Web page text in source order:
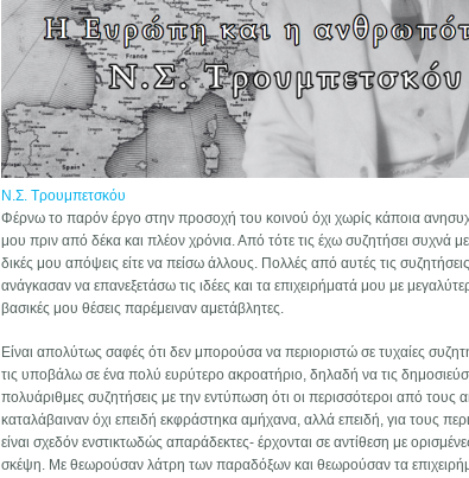
Ν.Σ. Τρουμπετσκόυ
Φέρνω το παρόν έργο στην προσοχή του κοινού όχι χωρίς κάποια
μου πριν από δέκα και πλέον χρόνια. Από τότε τις έχω συζητήσει συχνά
δικές μου απόψεις είτε να πείσω άλλους. Πολλές από αυτές τις
ανάγκασαν να επανεξετάσω τις ιδέες και τα επιχειρήματά μου με
βασικές μου θέσεις παρέμειναν αμετάβλητες.
Είναι απολύτως σαφές ότι δεν μπορούσα να περιοριστώ σε τυχαίες
τις υποβάλω σε ένα πολύ ευρύτερο ακροατήριο, δηλαδή να τις
πολυάριθμες συζητήσεις με την εντύπωση ότι οι περισσότεροι από
καταλάβαιναν όχι επειδή εκφράστηκα αμήχανα, αλλά επειδή, για τους
είναι σχεδόν ενστικτωδώς απαράδεκτες- έρχονται σε αντίθεση με
σκέψη. Με θεωρούσαν λάτρη των παραδόξων και θεωρούσαν τα